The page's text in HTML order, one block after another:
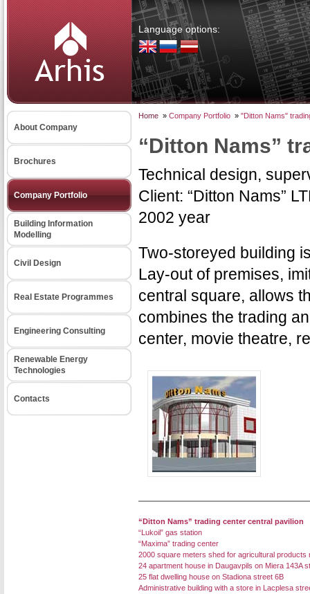
Language options:
About Company
Brochures
Company Portfolio
Building Information
Modelling
Civil Design
Real Estate Programmes
Engineering Consulting
Renewable Energy
Technologies
Contacts
Home » Company Portfolio » "Ditton Nams"
“Ditton Nams”
Technical design,
Client: “Ditton Nams”
2002 year
Two-storeyed building
Lay-out of premises,
central square, allows
combines the trading
center, movie theatre,
“Ditton Nams” trading center central pavilion
“Lukoil” gas station
“Maxima” trading center
2000 square meters shed for agricultural products
24 apartment house in Daugavpils on Miera 143A
25 flat dwelling house on Stadiona street 6B
Administrative building with a store in Lacplesa